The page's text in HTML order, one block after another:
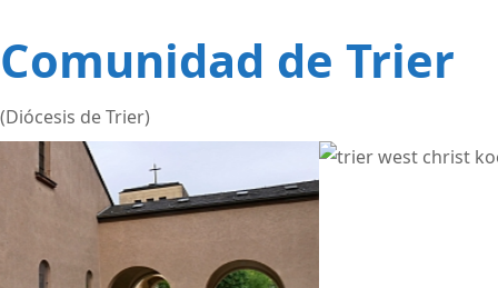
Comunidad de Trier
(Diócesis de Trier)